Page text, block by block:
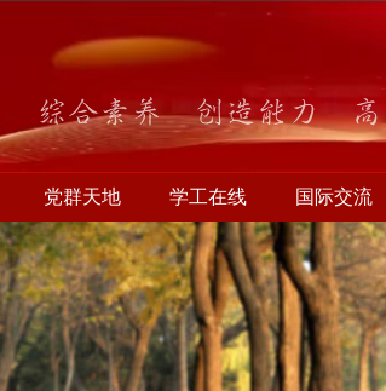
党群天地 学工在线 国际交流